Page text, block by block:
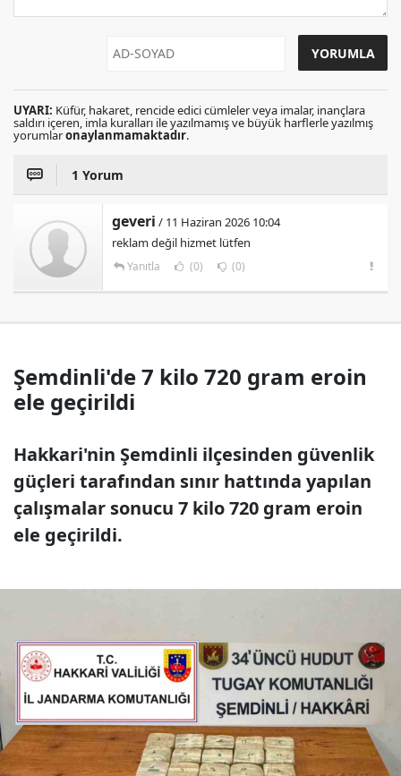
UYARI: Küfür, hakaret, rencide edici cümleler veya imalar, inançlara
saldırı içeren, imla kuralları ile yazılmamış ve büyük harflerle yazılmış
yorumlaronaylanmamaktadır.
1 Yorum
geveri / 11 Haziran 2026 10:04
reklam değil hizmet lütfen
Yanıtla (0) (0)
Şemdinli'de 7 kilo 720 gram eroin
ele geçirildi
Hakkari'nin Şemdinli ilçesinden güvenlik
güçleri tarafından sınır hattında yapılan
çalışmalar sonucu 7 kilo 720 gram eroin
ele geçirildi.